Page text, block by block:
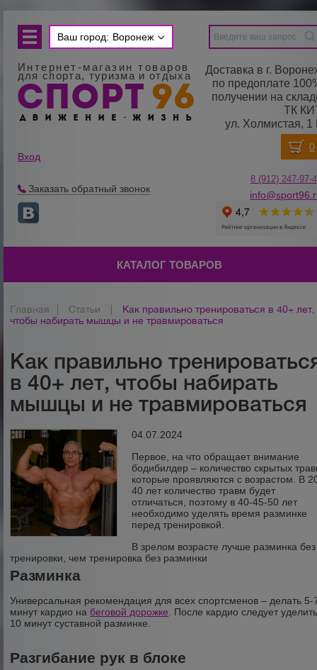
Ваш город: Воронеж
Интернет-магазин товаров
для спорта, туризма и отдыха
Доставка в г.
по предоплате
получении на
ТК
ул. Холмистая, 1
Вход
Заказать обратный звонок
8 (912) 247-97-
КАТАЛОГ ТОВАРОВ
Главная Статьи
Как правильно тренироваться в 40+ лет,
чтобы набирать мышцы и не травмироваться
Как правильно
в 40+ лет, чтобы набирать
мышцы и не травмироваться
04.07.2024
Первое, на что обращает внимание
бодибилдер – количество скрытых
которые проявляются с возрастом. В
40 лет количество травм будет
отличаться, поэтому в 40-45-50 лет
необходимо уделять время разминке
перед тренировкой.
В зрелом возрасте лучше разминка без
тренировки, чем тренировка без разминки
Разминка
Универсальная рекомендация для всех спортсменов – делать 5-
минут кардио на беговой дорожке . После кардио следует
10 минут суставной разминке.
Разгибание рук в блоке